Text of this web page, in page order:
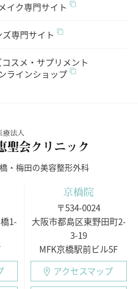
イク専門サイト
ズ専門サイト
コスメ・サプリメント
ラインショップ
療法人
・梅田の美容整形外科
1-
京橋院
〒534-0024
大阪市都島区東野田町2-
3-19
MFK京橋駅前ビル5F
アクセスマップ